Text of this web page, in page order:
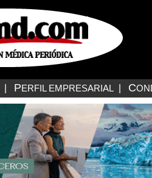
PERFIL EMPRESARIAL C